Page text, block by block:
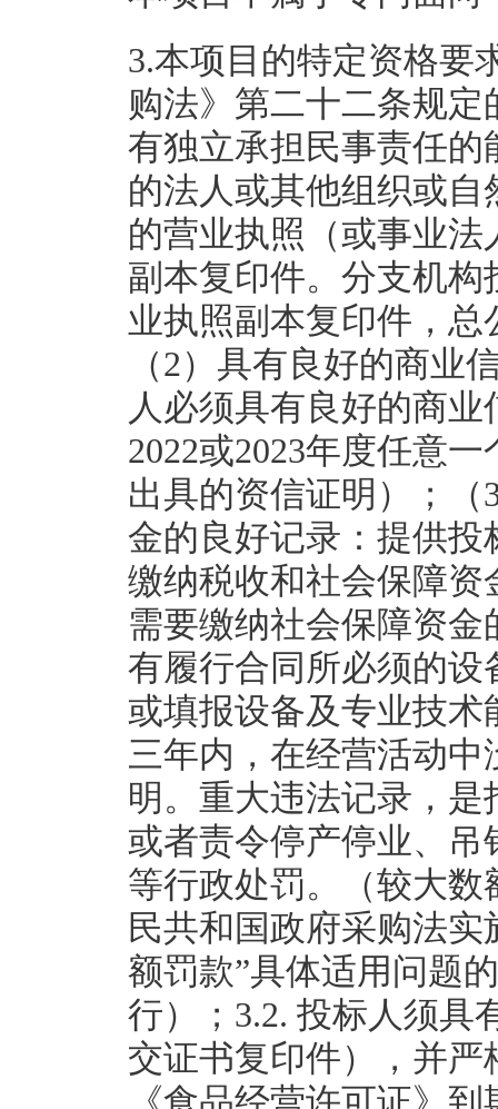
3.本项目的特定资格要
购法》第二十二条规
有独立承担民事责任
的法人或其他组织或
的营业执照（或事业
副本复印件。分支机
业执照副本复印件，
（2）具有良好的商业
人必须具有良好的商
2022或2023年度任意
出具的资信证明）；
金的良好记录：提供投
缴纳税收和社会保障
需要缴纳社会保障资
有履行合同所必须的
或填报设备及专业技术
三年内，在经营活动
明。重大违法记录，
或者责令停产停业、
等行政处罚。（较大
民共和国政府采购法实
额罚款”具体适用问题
行）；3.2. 投标人须具
交证书复印件），并